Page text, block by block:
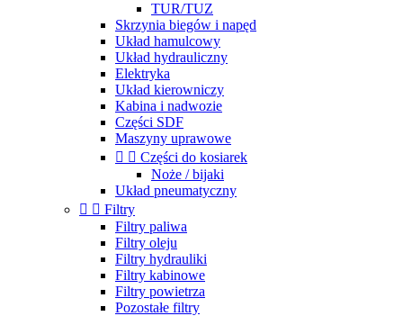
TUR/TUZ
Skrzynia biegów i napęd
Układ hamulcowy
Układ hydrauliczny
Elektryka
Układ kierowniczy
Kabina i nadwozie
Części SDF
Maszyny uprawowe
  Części do kosiarek
Noże / bijaki
Układ pneumatyczny
  Filtry
Filtry paliwa
Filtry oleju
Filtry hydrauliki
Filtry kabinowe
Filtry powietrza
Pozostałe filtry